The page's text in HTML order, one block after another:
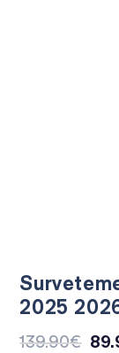
2025
139.90€